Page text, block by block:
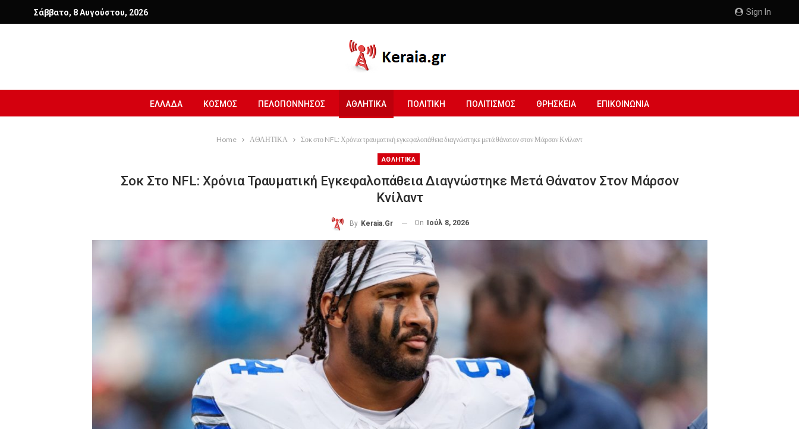
Sign In
Σάββατο, 8 Αυγούστου, 2026
ΕΛΛΑΔΑ ΚΟΣΜΟΣ ΠΕΛΟΠΟΝΝΗΣΟΣ ΑΘΛΗΤΙΚΑ ΠΟΛΙΤΙΚΗ ΠΟΛΙΤΙΣΜΟΣ ΘΡΗΣΚΕΙΑ ΕΠΙΚΟΙΝΩΝΙΑ
Home ΑΘΛΗΤΙΚΑ Σοκ στο NFL: Χρόνια τραυματική εγκεφαλοπάθεια διαγνώστηκε μετά θάνατον στον Μάρσον Κνίλαντ
ΑΘΛΗΤΙΚΑ
Σοκ Στο NFL: Χρόνια Τραυματική Εγκεφαλοπάθεια Διαγνώστηκε Μετά Θάνατον Στον Μάρσον
Κνίλαντ
By Keraia.gr On Ιούλ 8, 2026